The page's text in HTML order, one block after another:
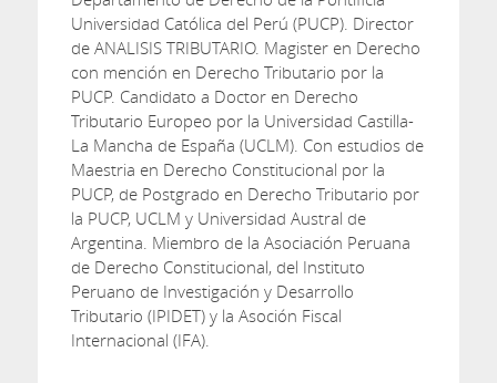
Universidad Católica del Perú (PUCP). Director
de ANALISIS TRIBUTARIO. Magister en Derecho
con mención en Derecho Tributario por la
PUCP. Candidato a Doctor en Derecho
Tributario Europeo por la Universidad Castilla-
La Mancha de España (UCLM). Con estudios de
Maestria en Derecho Constitucional por la
PUCP, de Postgrado en Derecho Tributario por
la PUCP, UCLM y Universidad Austral de
Argentina. Miembro de la Asociación Peruana
de Derecho Constitucional, del Instituto
Peruano de Investigación y Desarrollo
Tributario (IPIDET) y la Asoción Fiscal
Internacional (IFA).